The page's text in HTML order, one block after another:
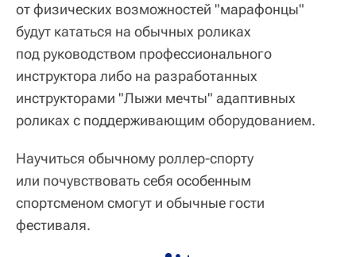
от физических возможностей "марафонцы"
будут кататься на обычных роликах
под руководством профессионального
инструктора либо на разработанных
инструкторами "Лыжи мечты" адаптивных
роликах с поддерживающим оборудованием.
Научиться обычному роллер-спорту
или почувствовать себя особенным
спортсменом смогут и обычные гости
фестиваля.